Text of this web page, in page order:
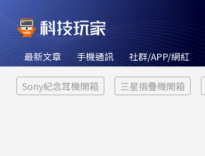
最新文章 手機通訊 社群/APP/網紅
Sony紀念耳機開箱 三星摺疊機開箱